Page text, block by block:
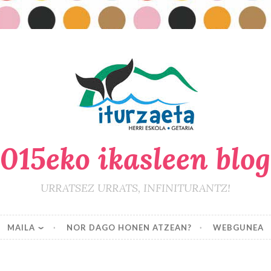
ikasleen
URRATSEZ URRATS, INFINITURANTZ!
MAILA NOR DAGO HONEN ATZEAN? WEBGUNEA